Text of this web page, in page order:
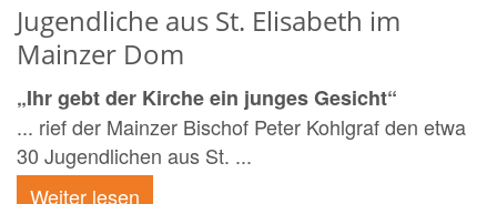
Jugendliche aus St. Elisabeth im
Mainzer Dom
„Ihr gebt der Kirche ein junges Gesicht“
... rief der Mainzer Bischof Peter Kohlgraf den etwa
30 Jugendlichen aus St. ...
Weiter lesen